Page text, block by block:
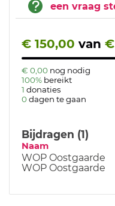
een vraag
€ 150,00 van €
€ 0,00 nog nodig
100% bereikt
1 donaties
0 dagen te gaan
Bijdragen (1)
Naam
WOP Oostgaarde
WOP Oostgaarde